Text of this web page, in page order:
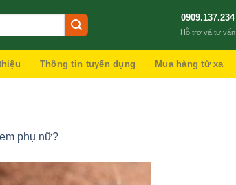
0909.137.234
Hỗ trợ và tư vấn
Thông tin tuyển dụng Mua hàng từ xa
phụ nữ?